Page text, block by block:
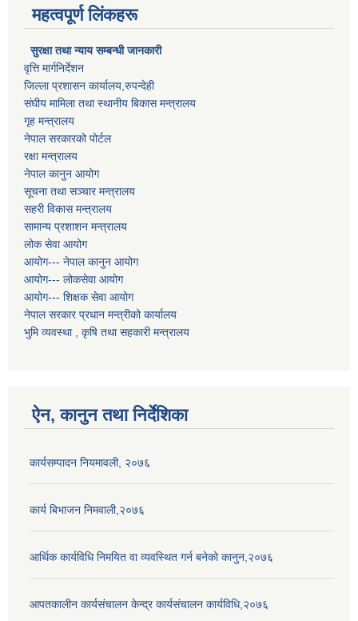
महत्वपूर्ण लिंकहरू
सुरक्षा तथा न्याय सम्बन्धी जानकारी
वृत्ति मार्गनिर्देशन
जिल्ला प्रशासन कार्यालय,रुपन्देही
संघीय मामिला तथा स्थानीय बिकास मन्त्रालय
गृह मन्त्रालय
नेपाल सरकारको पोर्टल
रक्षा मन्त्रालय
नेपाल कानुन आयोग
सूचना तथा सञ्चार मन्त्रालय
सहरी विकास मन्त्रालय
सामान्य प्रशाशन मन्त्रालय
लोक सेवा आयोग
आयोग--- नेपाल कानुन आयोग
आयोग--- लोकसेवा आयोग
आयोग--- शिक्षक सेवा आयोग
नेपाल सरकार प्रधान मन्त्रीको कार्यालय
भुमि व्यवस्था , कृषि तथा सहकारी मन्त्रालय
ऐन, कानुन तथा निर्देशिका
कार्यसम्पादन नियमावली, २०७६
कार्य बिभाजन निमवाली,२०७६
आर्थिक कार्यविधि निमयित वा व्यवस्थित गर्न बनेको कानुन,२०७६
आपतकालीन कार्यसंचालन केन्द्र कार्यसंचालन कार्यविधि,२०७६